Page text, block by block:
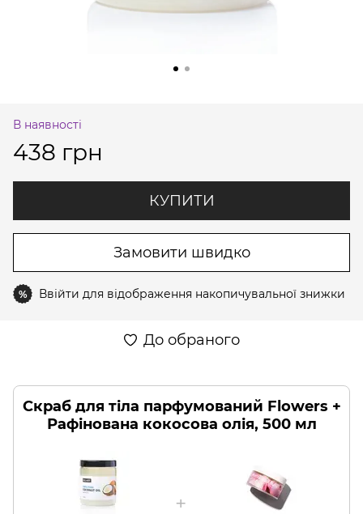
В наявності
438 грн
КУПИТИ
Замовити швидко
% Ввійти для відображення накопичувальної знижки
До обраного
Скраб для тіла парфумований Flowers +
Рафінована кокосова олія, 500 мл